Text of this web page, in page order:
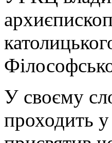
У своєму
проходить